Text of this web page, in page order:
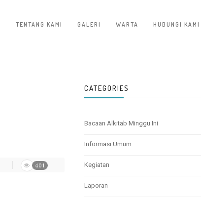
TENTANG KAMI GALERI WARTA HUBUNGI KAMI
401
CATEGORIES
Bacaan Alkitab Minggu Ini
Informasi Umum
Kegiatan
Laporan